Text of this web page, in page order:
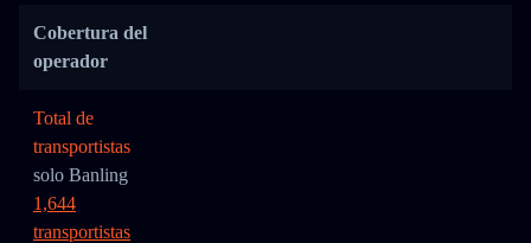
Cobertura del
operador
Total de
transportistas
solo Banling
1,644
transportistas